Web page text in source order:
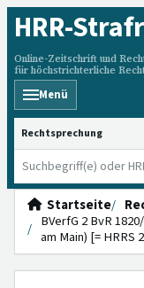
HRR-
Online-Zeitschrift und
für höchstrichterliche
Menü
HRRS durchsuchen
Startseite
BVerfG 2 BvR
am Main) [= HRRS